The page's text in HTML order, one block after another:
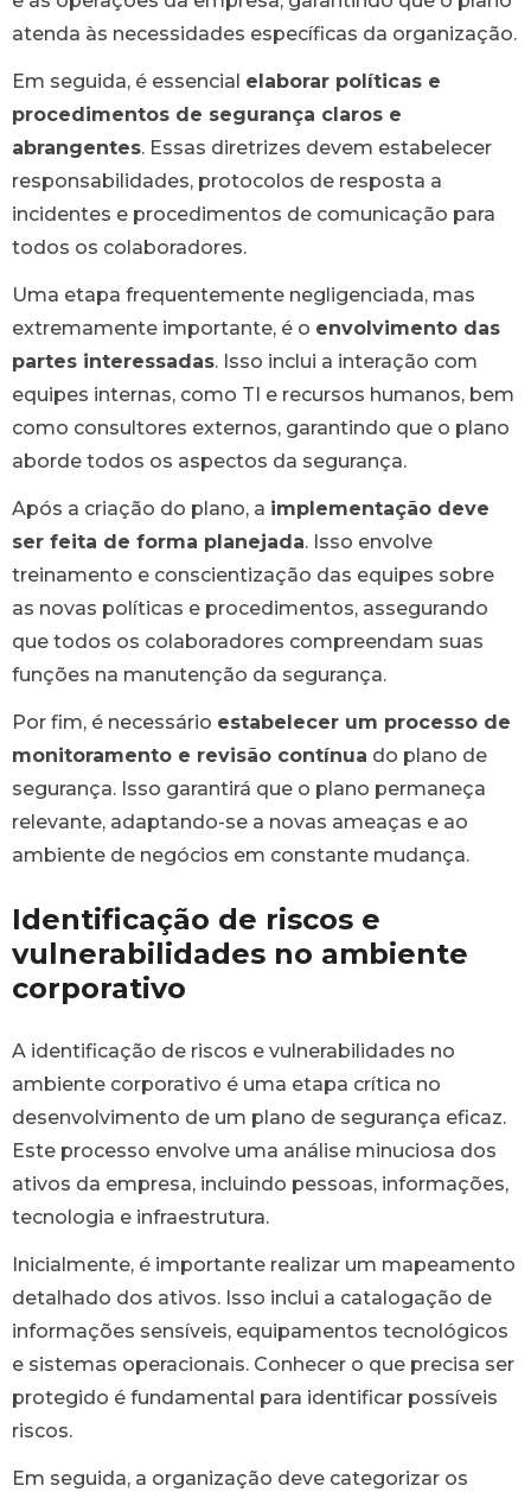
atenda às necessidades específicas da organização.
Em seguida, é essencial elaborar políticas e
procedimentos de segurança claros e
abrangentes. Essas diretrizes devem estabelecer
responsabilidades, protocolos de resposta a
incidentes e procedimentos de comunicação para
todos os colaboradores.
Uma etapa frequentemente negligenciada, mas
extremamente importante, é o envolvimento das
partes interessadas. Isso inclui a interação com
equipes internas, como TI e recursos humanos, bem
como consultores externos, garantindo que o plano
aborde todos os aspectos da segurança.
Após a criação do plano, a implementação deve
ser feita de forma planejada. Isso envolve
treinamento e conscientização das equipes sobre
as novas políticas e procedimentos, assegurando
que todos os colaboradores compreendam suas
funções na manutenção da segurança.
Por fim, é necessário estabelecer um processo de
monitoramento e revisão contínua do plano de
segurança. Isso garantirá que o plano permaneça
relevante, adaptando-se a novas ameaças e ao
ambiente de negócios em constante mudança.
Identificação de riscos e
vulnerabilidades no ambiente
corporativo
A identificação de riscos e vulnerabilidades no
ambiente corporativo é uma etapa crítica no
desenvolvimento de um plano de segurança eficaz.
Este processo envolve uma análise minuciosa dos
ativos da empresa, incluindo pessoas, informações,
tecnologia e infraestrutura.
Inicialmente, é importante realizar um mapeamento
detalhado dos ativos. Isso inclui a catalogação de
informações sensíveis, equipamentos tecnológicos
e sistemas operacionais. Conhecer o que precisa ser
protegido é fundamental para identificar possíveis
riscos.
Em seguida, a organização deve categorizar os